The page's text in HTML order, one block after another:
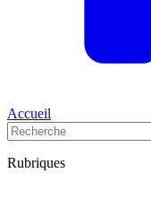
Accueil
Rubriques